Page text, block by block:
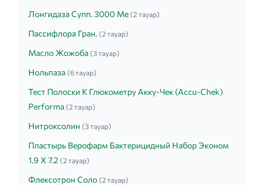
Лонгидаза Супп. 3000 Ме (2 тауар)
Пассифлора Гран. (2 тауар)
Масло Жожоба (3 тауар)
Нольпаза (6 тауар)
Тест Полоски К Глюкометру Акку-Чек (Accu-Chek)
Performa (2 тауар)
Нитроксолин (3 тауар)
Пластырь Верофарм Бактерицидный Набор Эконом
1.9 X 7.2 (2 тауар)
Флексотрон Соло (2 тауар)